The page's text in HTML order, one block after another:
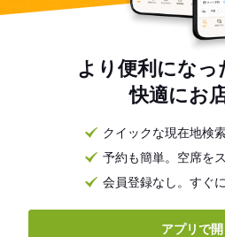
より便利にな
快適にお
クイックな現在地検
予約も簡単。空席を
会員登録なし。すぐ
アプリで開